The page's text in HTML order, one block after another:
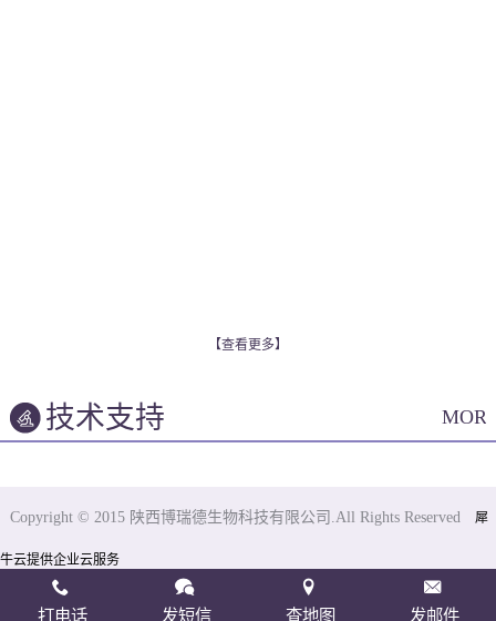
【查看更多】
技术支持
Copyright © 2015 陕西博瑞德生物科技有限公司.All Rights Reserved 犀
牛云提供企业云服务
打电话 发短信 查地图 发邮件